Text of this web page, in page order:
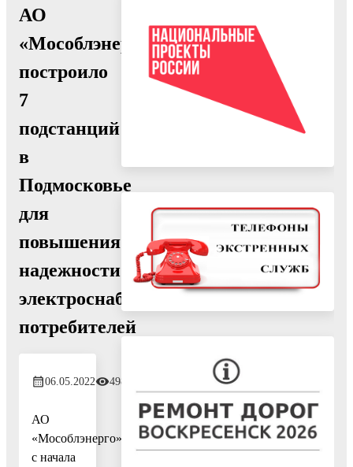
АО
«Мособлэнерго»
построило
7
подстанций
в
Подмосковье
для
повышения
надежности
электроснабжения
потребителей
06.05.2022 498
АО
«Мособлэнерго»
с начала